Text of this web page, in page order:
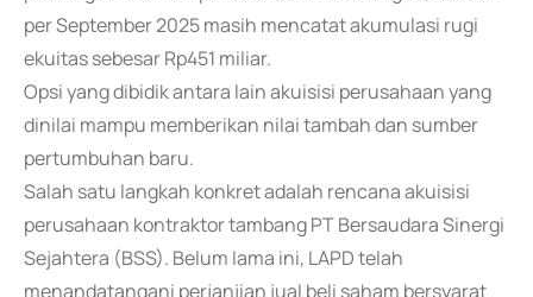
per September 2025 masih mencatat akumulasi rugi
ekuitas sebesar Rp451 miliar.
Opsi yang dibidik antara lain akuisisi perusahaan yang
dinilai mampu memberikan nilai tambah dan sumber
pertumbuhan baru.
Salah satu langkah konkret adalah rencana akuisisi
perusahaan kontraktor tambang PT Bersaudara Sinergi
Sejahtera (BSS). Belum lama ini, LAPD telah
menandatangani perjanjian jual beli saham bersyarat